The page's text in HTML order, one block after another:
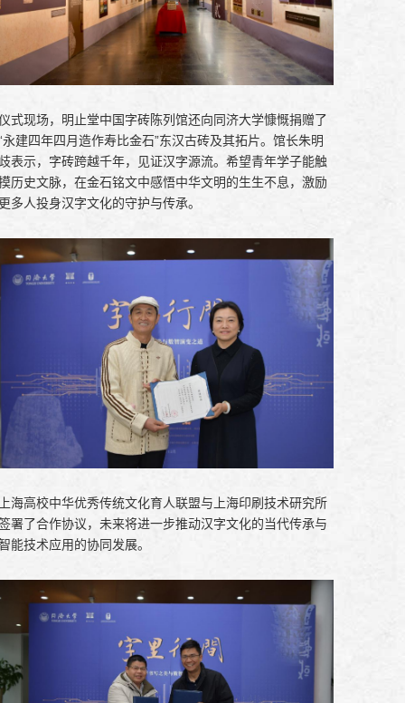
式现场，明止堂中国字砖陈列馆还向同济大学慷慨捐赠了
永建四年四月造作寿比金石”东汉古砖及其拓片。馆长朱明
表示，字砖跨越千年，见证汉字源流。希望青年学子能触
历史文脉，在金石铭文中感悟中华文明的生生不息，激励
多人投身汉字文化的守护与传承。
海高校中华优秀传统文化育人联盟与上海印刷技术研究所
署了合作协议，未来将进一步推动汉字文化的当代传承与
能技术应用的协同发展。